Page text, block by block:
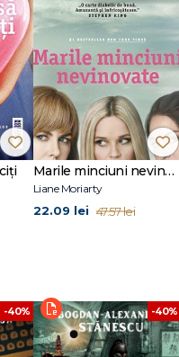
Marile minciuni nevinovate
Liane Moriarty
22.09 lei 47.57 lei
-40% -40%